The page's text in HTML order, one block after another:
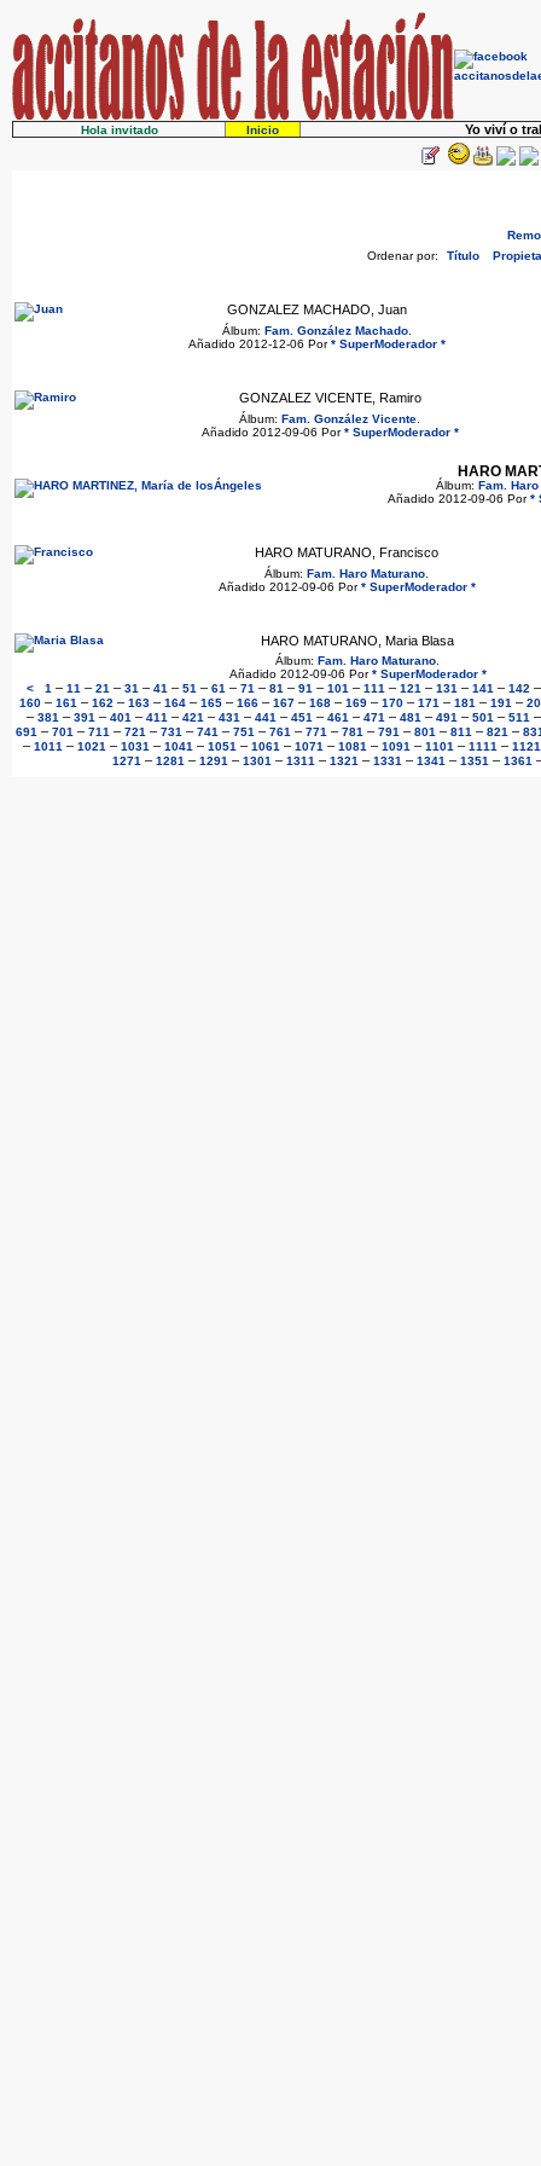
Hola invitado Inicio Yo viví o
Ordenar por:
Título
GONZALEZ MACHADO, Juan
Álbum: Fam. González Machado.
Añadido 2012-12-06 Por* SuperModerador *
GONZALEZ VICENTE, Ramiro
Álbum: Fam. González Vicente
Añadido 2012-09-06 Por* SuperModerador *
HARO
Álbum: Fam.
Añadido 2012-09-06 Por*
HARO MATURANO, Francisco
Álbum: Fam. Haro Maturano
Añadido 2012-09-06 Por* SuperModerador *
HARO MATURANO, Maria Blasa
Álbum: Fam. Haro Maturano.
Añadido 2012-09-06 Por* SuperModerador *
<
1 – 11 – 21 – 31 – 41 – 51 – 61 – 71 – 81 – 91 – 101 – 111 – 121 – 131 – 141 – 142
160 – 161 – 162 – 163 – 164 – 165 – 166 – 167 – 168 – 169 – 170 – 171 – 181 – 191 –
– 381 – 391 – 401 – 411 – 421 – 431 – 441 – 451 – 461 – 471 – 481 – 491 – 501 – 511
691 – 701 – 711 – 721 – 731 – 741 – 751 – 761 – 771 – 781 – 791 – 801 – 811 – 821 –
– 1011 – 1021 – 1031 – 1041 – 1051 – 1061 – 1071 – 1081 – 1091 – 1101 – 1111 – 1121
1271 – 1281 – 1291 – 1301 – 1311 – 1321 – 1331 – 1341 – 1351 – 1361